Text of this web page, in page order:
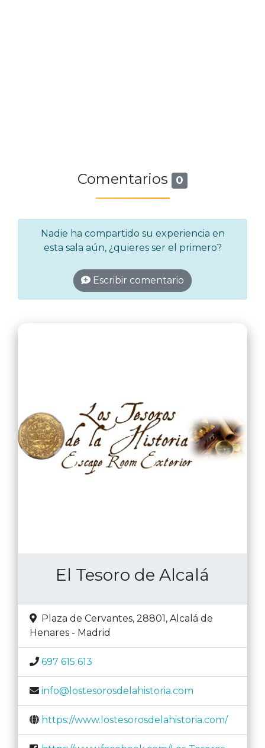
Comentarios 0
Nadie ha compartido su experiencia en
esta sala aún, ¿quieres ser el primero?
Escribir comentario
El Tesoro de Alcalá
Plaza de Cervantes, 28801, Alcalá de
Henares - Madrid
697 615 613
info@lostesorosdelahistoria.com
https://www.lostesorosdelahistoria.com/